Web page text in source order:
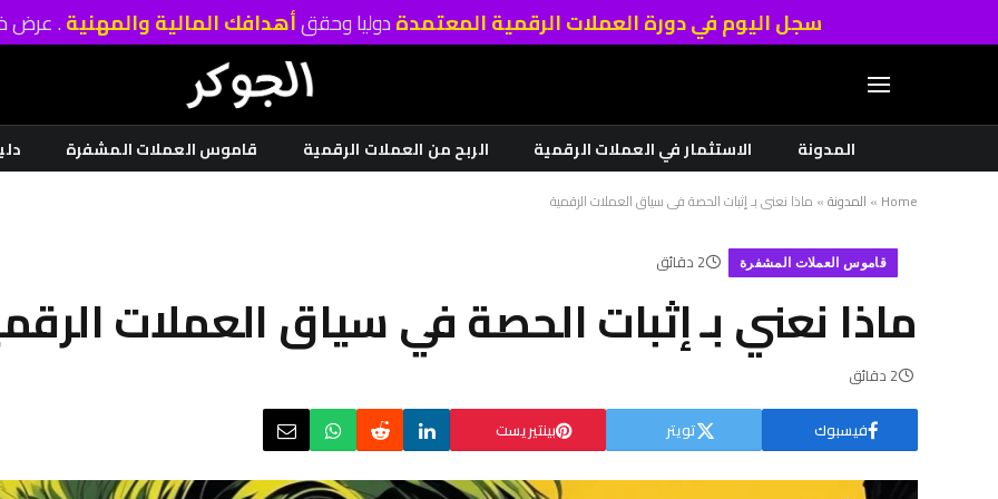
سجل اليوم في دورة العملات الرقمية المعتمدةدوليا وحققأهدافك المالية والمهنية. عرض
المدونة
الاستثمار في العملات الرقمية الربح من العملات الرقمية قاموس العملات المشفرة
Home
» المدونة» ماذا نعني بـ إثبات الحصة في سياق العملات الرقمية
قاموس العملات المشفرة 2 دقائق
ماذا نعني بـ إثبات الحصة في سياق العملات
2 دقائق
فيسبوك تويتر بينتيريست